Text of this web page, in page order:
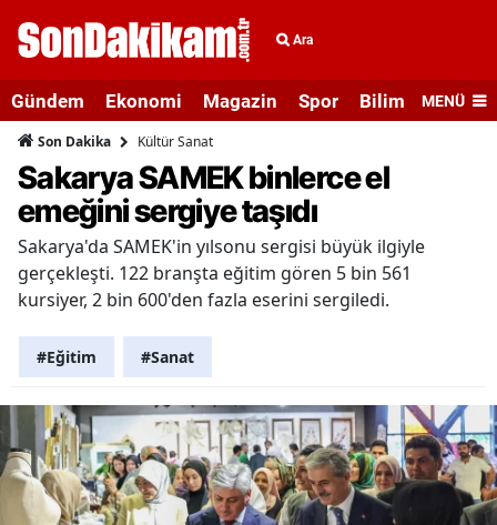
Ara
Gündem Ekonomi Magazin Spor Bilim veMENÜ
Son Dakika Kültür Sanat
Sakarya SAMEK binlerce el
emeğini sergiye taşıdı
Sakarya'da SAMEK'in yılsonu sergisi büyük ilgiyle
gerçekleşti. 122 branşta eğitim gören 5 bin 561
kursiyer, 2 bin 600'den fazla eserini sergiledi.
#Eğitim #Sanat